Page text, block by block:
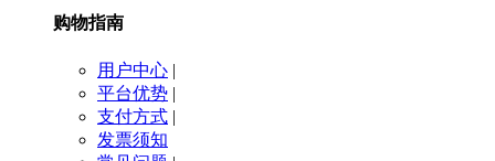
购物指南
用户中心 |
平台优势 |
支付方式 |
发票须知